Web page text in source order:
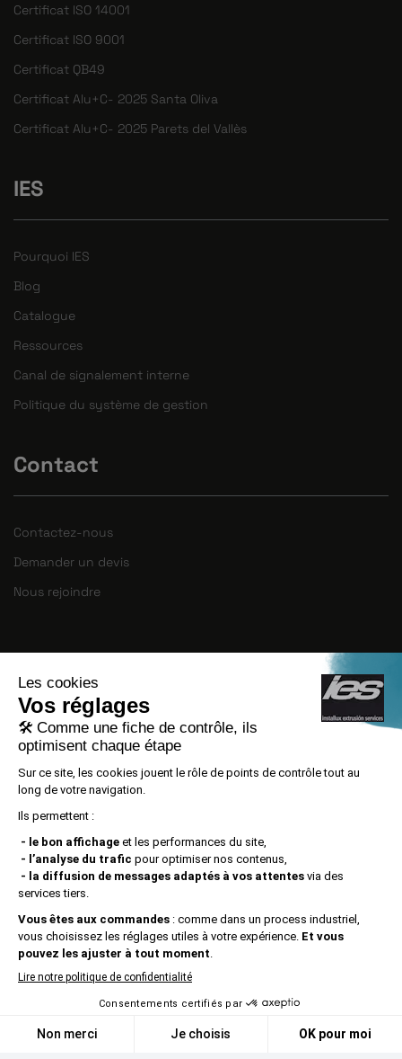
Certificat ISO 14001
Certificat ISO 9001
Certificat QB49
Certificat Alu+C- 2025 Santa Oliva
Certificat Alu+C- 2025 Parets del Vallès
IES
Pourquoi IES
Blog
Catalogue
Ressources
Canal de signalement interne
Politique du système de gestion
Contact
Contactez-nous
Demander un devis
Nous rejoindre
INSTALLUX EXTRUSION SERVICES S.L.U a
mené à bien le PROJET DE CRÉATION
D’EMPLOI, numéro de dossier
ACE029/21/000074, avec le soutien d’ACCIÓ
grâce à l’appel à propositions ALT IMPACTE
2021.
Mentions légales | Confidentialité
Politique de cookies
|